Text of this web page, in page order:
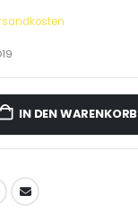
IN DEN WARENKORB